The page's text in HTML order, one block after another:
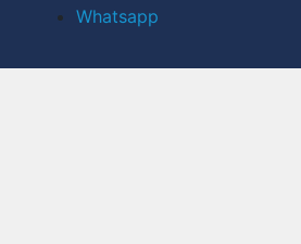
Whatsapp